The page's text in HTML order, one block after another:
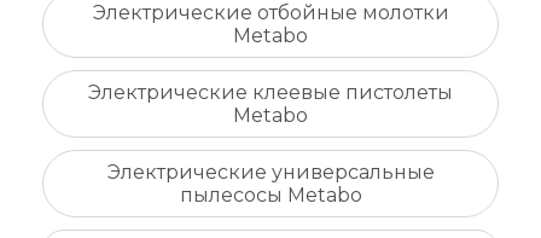
Электрические отбойные молотки
Metabo
Электрические клеевые пистолеты
Metabo
Электрические универсальные
пылесосы Metabo